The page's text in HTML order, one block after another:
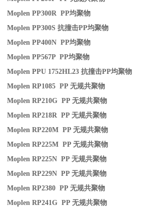
Moplen PP300R PP均聚物
Moplen PP300S抗撞击PP均聚物
Moplen PP400N PP均聚物
Moplen PP567P PP均聚物
Moplen PPU 1752HL23抗撞击PP均聚物
Moplen RP1085 PP无规共聚物
Moplen RP210G PP无规共聚物
Moplen RP218R PP无规共聚物
Moplen RP220M PP无规共聚物
Moplen RP225M PP无规共聚物
Moplen RP225N PP无规共聚物
Moplen RP229N PP无规共聚物
Moplen RP2380 PP无规共聚物
Moplen RP241G PP无规共聚物